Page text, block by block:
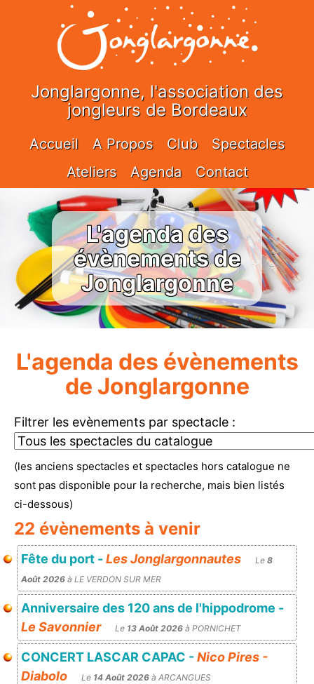
Jonglargonne, l'association des
jongleurs de Bordeaux
Accueil A Propos Club
Spectacles
Ateliers
Agenda Contact
L'agenda des
évènements de
Jonglargonne
L'agenda des évènements
de Jonglargonne
Filtrer les evènements par spectacle :
(les anciens spectacles et spectacles hors catalogue ne
sont pas disponible pour la recherche, mais bien listés
ci-dessous)
22 évènements à venir
Fête du port -Les Jonglargonnautes Le 8
Août 2026 à LE VERDON SUR MER
Anniversaire des 120 ans de l'hippodrome -
Le Savonnier
Le 13 Août 2026 à PORNICHET
CONCERT LASCAR CAPAC -Nico Pires -
Diabolo
Le 14 Août 2026 à ARCANGUES